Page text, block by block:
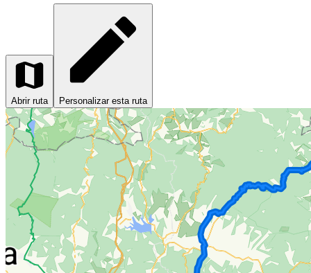
Abrir ruta Personalizar esta ruta